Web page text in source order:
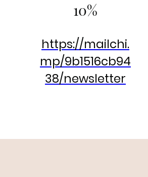
10%
https://mailchi.
mp/9b1516cb94
38/newsletter